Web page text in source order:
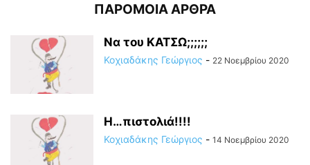
ΠΑΡΟΜΟΙΑ ΑΡΘΡΑ
Να του ΚΑΤΣΩ;;;;;;
Κοχιαδάκης Γεώργιος - 22 Νοεμβρίου 2020
Η…πιστολιά!!!!
Κοχιαδάκης Γεώργιος - 14 Νοεμβρίου 2020